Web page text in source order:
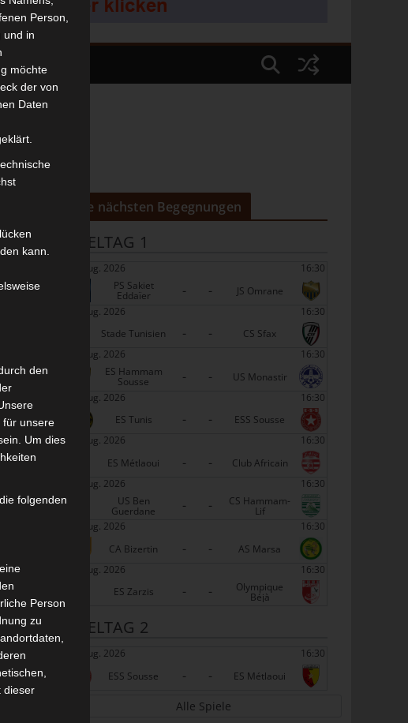
Die nächsten Begegnungen
SPIELTAG 1
22 Aug. 2026
16:30
PS Sakiet
Eddaïer - -
JS Omrane
22 Aug. 2026
16:30
Stade Tunisien
- -
CS Sfax
22 Aug. 2026
16:30
ES Hammam
Sousse - -
US Monastir
22 Aug. 2026
16:30
ES Tunis
- -
ESS Sousse
22 Aug. 2026
16:30
ES Métlaoui
- -
Club Africain
22 Aug. 2026
16:30
US Ben
Guerdane - - CS Hammam-
Lif
22 Aug. 2026
16:30
CA Bizertin
- -
AS Marsa
22 Aug. 2026
16:30
ES Zarzis
- - Olympique
Béjà
SPIELTAG 2
29 Aug. 2026
16:30
ESS Sousse
- - ES Métlaoui
Alle Spiele
Person,
und in
möchte
der von
Daten
kann.
den
für unsere
Um dies
folgenden
Person
zu
dieser